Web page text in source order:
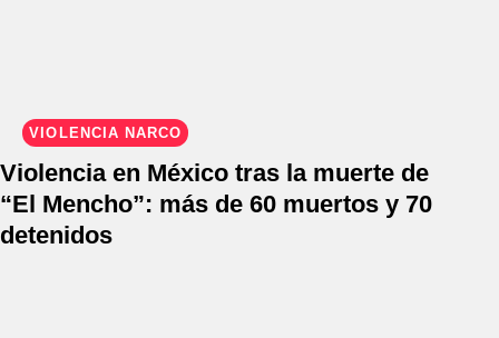
VIOLENCIA NARCO
Violencia en México tras la muerte de
“El Mencho”: más de 60 muertos y 70
detenidos